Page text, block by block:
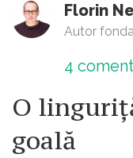
Florin
Autor
4
O
goală